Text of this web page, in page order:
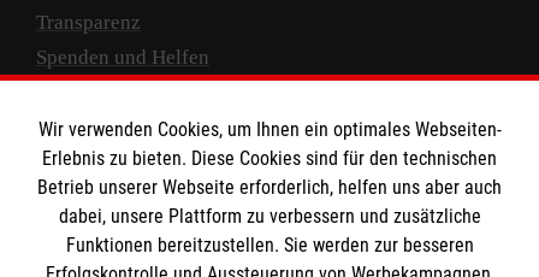
Transparenz
Spenden und Helfen
Empfänger: Malteser Hilfsdienst e.V.
IBAN: DE10 3706 0120 1201 2000 12
BIC: GENODED 1PA7
Wir verwenden Cookies, um Ihnen ein optimales Webseiten-
Erlebnis zu bieten. Diese Cookies sind für den technischen
Betrieb unserer Webseite erforderlich, helfen uns aber auch
dabei, unsere Plattform zu verbessern und zusätzliche
Funktionen bereitzustellen. Sie werden zur besseren